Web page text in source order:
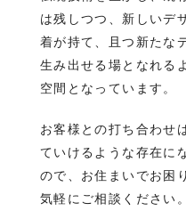
は残しつつ、新しいデ
着が持て、且つ新たな
生み出せる場となれる
空間となっています。
お客様との打ち合わせ
ていけるような存在に
ので、お住まいでお困
気軽にご相談ください